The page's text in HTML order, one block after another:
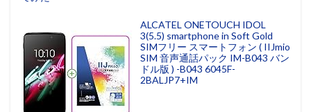
ALCATEL ONETOUCH IDOL
3(5.5) smartphone in Soft Gold
SIMフリー スマートフォン ( IIJmio
SIM 音声通話パック IM-B043 バン
ドル版 ) -B043 6045F-
2BALJP7+IM